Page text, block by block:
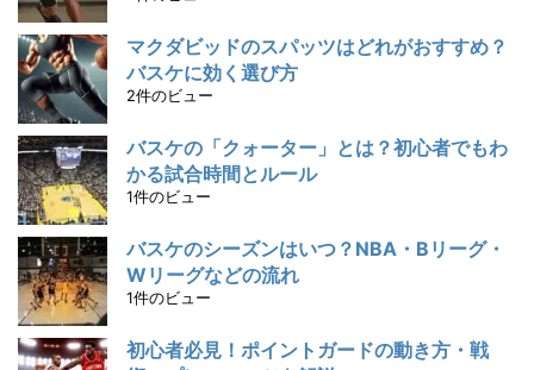
マクダビッドのスパッツはどれがおすすめ？
バスケに効く選び方
2件のビュー
バスケの「クォーター」とは？初心者でもわ
かる試合時間とルール
1件のビュー
バスケのシーズンはいつ？NBA・Bリーグ・
Wリーグなどの流れ
1件のビュー
初心者必見！ポイントガードの動き方・戦